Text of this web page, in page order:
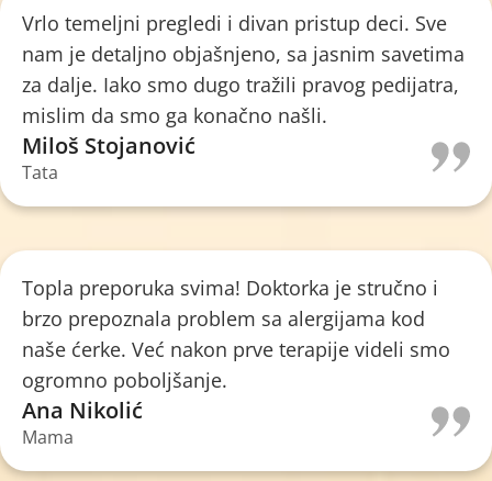
Vrlo temeljni pregledi i divan pristup deci. Sve
nam je detaljno objašnjeno, sa jasnim savetima
za dalje. Iako smo dugo tražili pravog pedijatra,
mislim da smo ga konačno našli.
Miloš Stojanović
Tata
Topla preporuka svima! Doktorka je stručno i
brzo prepoznala problem sa alergijama kod
naše ćerke. Već nakon prve terapije videli smo
ogromno poboljšanje.
Ana Nikolić
Mama